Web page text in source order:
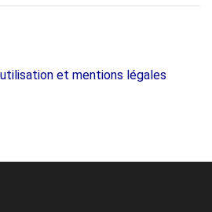
et mentions légales